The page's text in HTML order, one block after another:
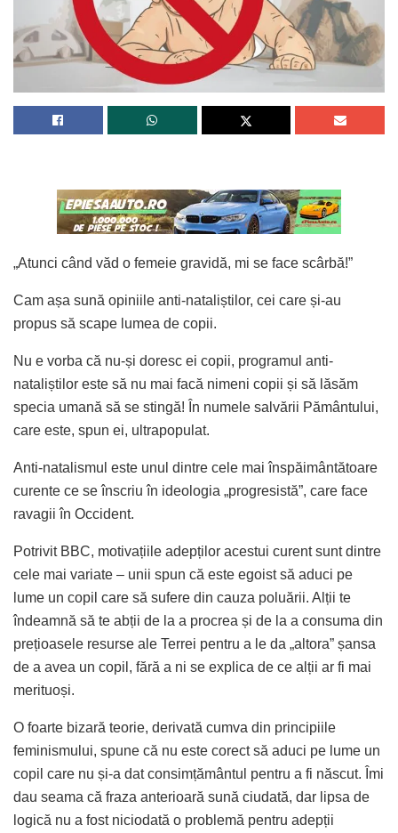
„Atunci când văd o femeie gravidă, mi se face scârbă!”
Cam așa sună opiniile anti-nataliștilor, cei care și-au
propus să scape lumea de copii.
Nu e vorba că nu-și doresc ei copii, programul anti-
nataliștilor este să nu mai facă nimeni copii și să lăsăm
specia umană să se stingă! În numele salvării Pământului,
care este, spun ei, ultrapopulat.
Anti-natalismul este unul dintre cele mai înspăimântătoare
curente ce se înscriu în ideologia „progresistă”, care face
ravagii în Occident.
Potrivit BBC, motivațiile adepților acestui curent sunt dintre
cele mai variate – unii spun că este egoist să aduci pe
lume un copil care să sufere din cauza poluării. Alții te
îndeamnă să te abții de la a procrea și de la a consuma din
prețioasele resurse ale Terrei pentru a le da „altora” șansa
de a avea un copil, fără a ni se explica de ce alții ar fi mai
merituoși.
O foarte bizară teorie, derivată cumva din principiile
feminismului, spune că nu este corect să aduci pe lume un
copil care nu și-a dat consimțământul pentru a fi născut. Îmi
dau seama că fraza anterioară sună ciudată, dar lipsa de
logică nu a fost niciodată o problemă pentru adepții